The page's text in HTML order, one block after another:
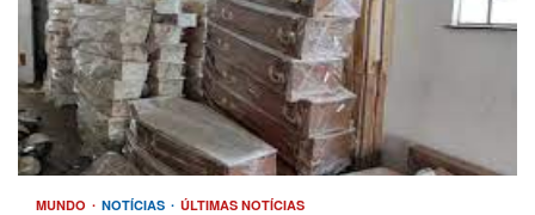
MUNDO NOTÍCIAS ÚLTIMAS NOTÍCIAS